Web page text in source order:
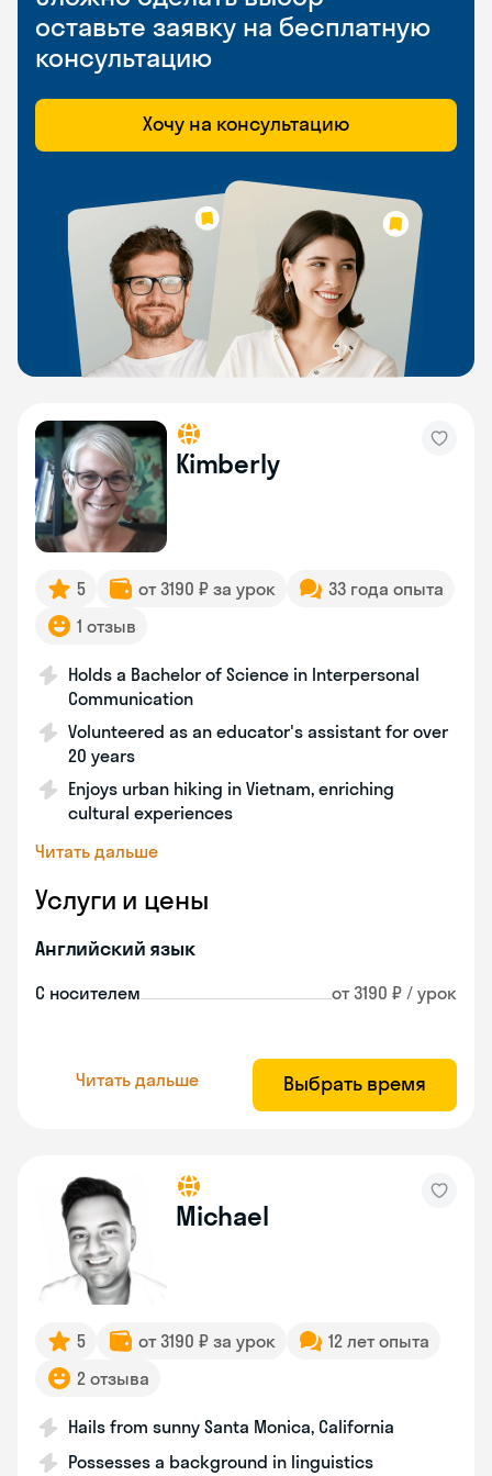
оставьте заявку на бесплатную
консультацию
Хочу на консультацию
Kimberly
5 от 3190 ₽ за урок
33 года опыта
1 отзыв
Holds a Bachelor of Science in Interpersonal
Communication
Volunteered as an educator's assistant for over
20 years
Enjoys urban hiking in Vietnam, enriching
cultural experiences
Читать дальше
Услуги и цены
Английский язык
С носителем от 3190 ₽ / урок
Читать дальше Выбрать время
Michael
5 от 3190 ₽ за урок
12 лет опыта
2 отзыва
Hails from sunny Santa Monica, California
Possesses a background in linguistics